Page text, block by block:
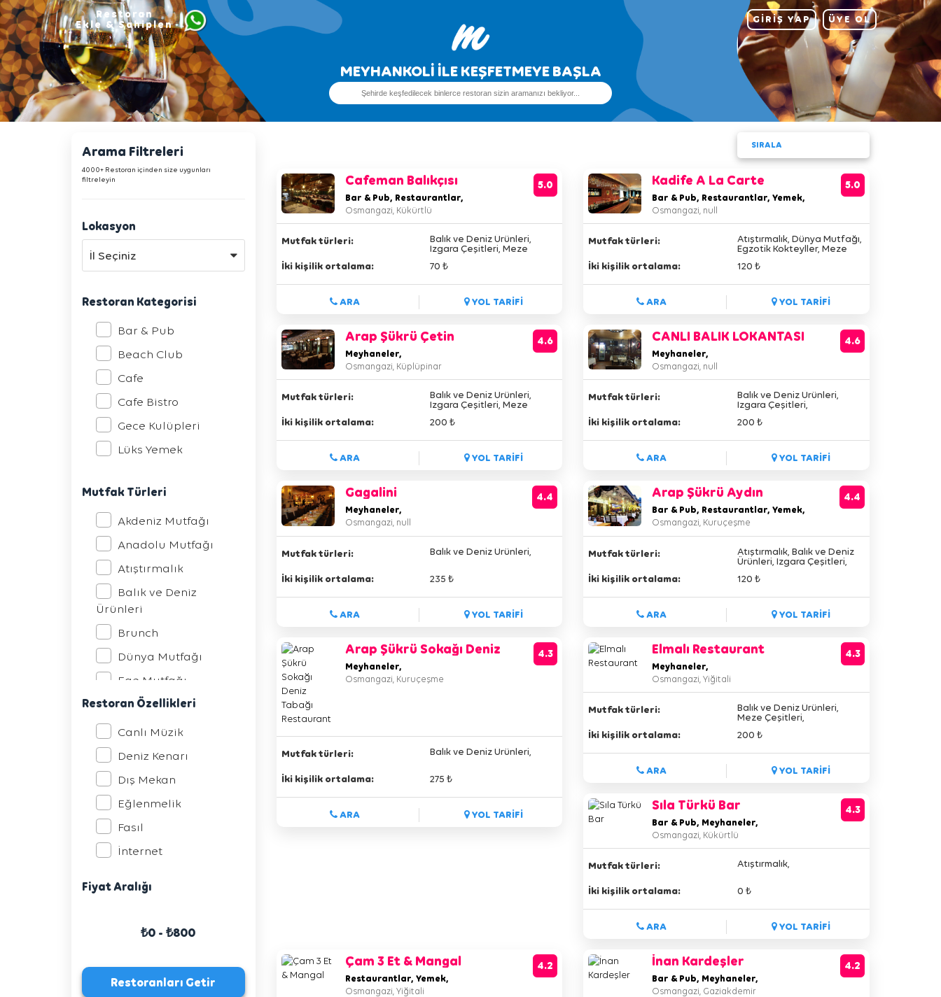
Restoran
Ekle & Sahiplen
GİRİŞ YAP ÜYE OL
MEYHANKOLİ İLE KEŞFETMEYE BAŞLA
Arama Filtreleri
4000+ Restoran içinden size uygunları
filtreleyin
Lokasyon
İl Seçiniz
Restoran Kategorisi
Bar & Pub
Beach Club
Cafe
Cafe Bistro
Gece Kulüpleri
Lüks Yemek
Otel Restaurantları
Pastane
Restaurantlar
Şarap Evleri
Tavernalar
Yemek
Yeni Nesil Meyhane
Mutfak Türleri
Akdeniz Mutfağı
Anadolu Mutfağı
Atıştırmalık
Balık ve Deniz
Ürünleri
Brunch
Dünya Mutfağı
Ege Mutfağı
Egzotik Kokteyller
İtalyan Mutfağı
Izgara Çeşitleri
Japon Mutfağı
Meksika
Meze Çeşitleri
Ocakbaşı
Pub Mutfağı
Türk Mutfağı
Uzakdoğu Mutfağı
Restoran Özellikleri
Canlı Müzik
Deniz Kenarı
Dış Mekan
Eğlenmelik
Fasıl
İnternet
Meze Dolabı
Fiyat Aralığı
SIRALA
Cafeman Balıkçısı
Bar & Pub, Restaurantlar,
Osmangazi, Kükürtlü
5.0
Mutfak türleri:
Balık ve Deniz Ürünleri,
Izgara Çeşitleri, Meze
İki kişilik ortalama: 70 ₺
ARA YOL TARİFİ
Kadife A La Carte
Bar & Pub, Restaurantlar, Yemek,
Osmangazi, null
5.0
Mutfak türleri:
Atıştırmalık, Dünya Mutfağı,
Egzotik Kokteyller, Meze
İki kişilik ortalama: 120 ₺
ARA YOL TARİFİ
Arap Şükrü Çetin
Meyhaneler,
Osmangazi, Küplüpinar
4.6
Mutfak türleri:
Balık ve Deniz Ürünleri,
Izgara Çeşitleri, Meze
İki kişilik ortalama: 200 ₺
ARA YOL TARİFİ
CANLI BALIK LOKANTASI
Meyhaneler,
Osmangazi, null
4.6
Mutfak türleri:
Balık ve Deniz Ürünleri,
Izgara Çeşitleri,
İki kişilik ortalama:
200 ₺
ARA YOL TARİFİ
Gagalini
Meyhaneler,
Osmangazi, null
4.4
Mutfak türleri: Balık ve Deniz Ürünleri,
İki kişilik ortalama: 235 ₺
ARA YOL TARİFİ
Arap Şükrü Aydın
Bar & Pub, Restaurantlar, Yemek,
Osmangazi, Kuruçeşme
4.4
Mutfak türleri:
Atıştırmalık, Balık ve Deniz
Ürünleri, Izgara Çeşitleri,
Mutfağı,
İki kişilik ortalama: 120 ₺
ARA YOL TARİFİ
Arap Şükrü Sokağı Deniz
Tabağı Restaurant
Meyhaneler,
Osmangazi, Kuruçeşme
4.3
Mutfak türleri: Balık ve Deniz Ürünleri,
İki kişilik ortalama: 275 ₺
ARA YOL TARİFİ
Elmalı Restaurant
Meyhaneler,
Osmangazi, Yiğitali
4.3
Mutfak türleri:
Balık ve Deniz Ürünleri,
Meze Çeşitleri,
İki kişilik ortalama:
200 ₺
ARA YOL TARİFİ
Sıla Türkü Bar
Bar & Pub, Meyhaneler,
Osmangazi, Kükürtlü
4.3
Mutfak türleri: Atıştırmalık,
İki kişilik ortalama: 0 ₺
ARA YOL TARİFİ
Çam 3 Et & Mangal
Restaurantlar, Yemek,
Osmangazi, Yiğitali
4.2 İnan Kardeşler
Bar & Pub, Meyhaneler,
Osmangazi, Gaziakdemir
4.2